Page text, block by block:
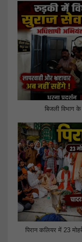
बिजली विभाग
पिरान कलियर में 23